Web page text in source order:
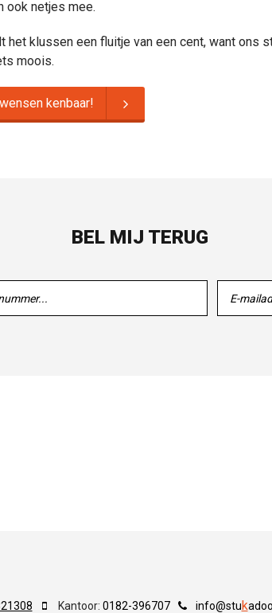
ook netjes mee.
het klussen een fluitje van een cent, want ons
moois.
kenbaar!
BEL MIJ TERUG
Kantoor: 0182-396707 info@stuk